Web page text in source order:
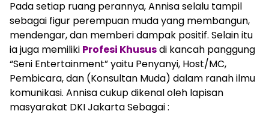
Pada setiap ruang perannya, Annisa selalu tampil
sebagai figur perempuan muda yang membangun,
mendengar, dan memberi dampak positif. Selain itu
ia juga memiliki Profesi Khususdi kancah panggung
“Seni Entertainment” yaitu Penyanyi, Host/MC,
Pembicara, dan (Konsultan Muda) dalam ranah ilmu
komunikasi. Annisa cukup dikenal oleh lapisan
masyarakat DKI Jakarta Sebagai :